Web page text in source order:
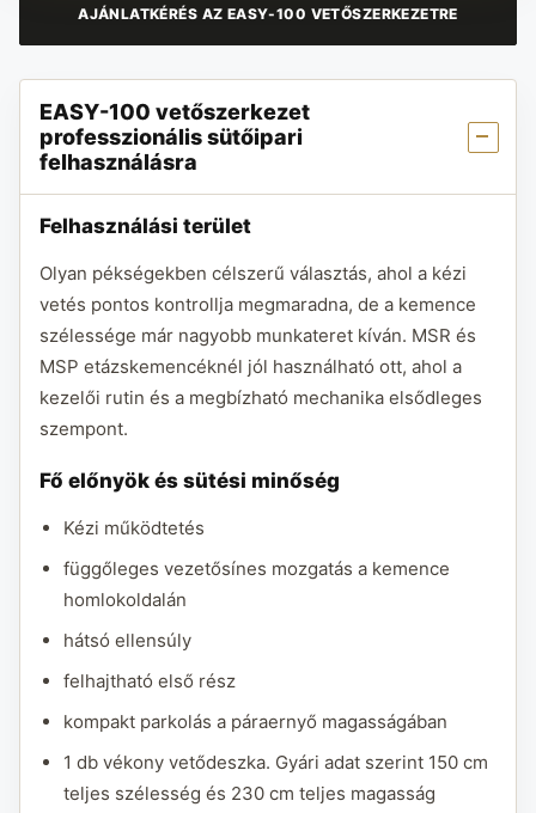
AJÁNLATKÉRÉS AZ EASY-100 VETŐSZERKEZETRE
EASY-100 vetőszerkezet
professzionális sütőipari
felhasználásra
Felhasználási terület
Olyan pékségekben célszerű választás, ahol a kézi
vetés pontos kontrollja megmaradna, de a kemence
szélessége már nagyobb munkateret kíván. MSR és
MSP etázskemencéknél jól használható ott, ahol a
kezelői rutin és a megbízható mechanika elsődleges
szempont.
Fő előnyök és sütési minőség
Kézi működtetés
függőleges vezetősínes mozgatás a kemence
homlokoldalán
hátsó ellensúly
felhajtható első rész
kompakt parkolás a páraernyő magasságában
1 db vékony vetődeszka. Gyári adat szerint 150 cm
teljes szélesség és 230 cm teljes magasság